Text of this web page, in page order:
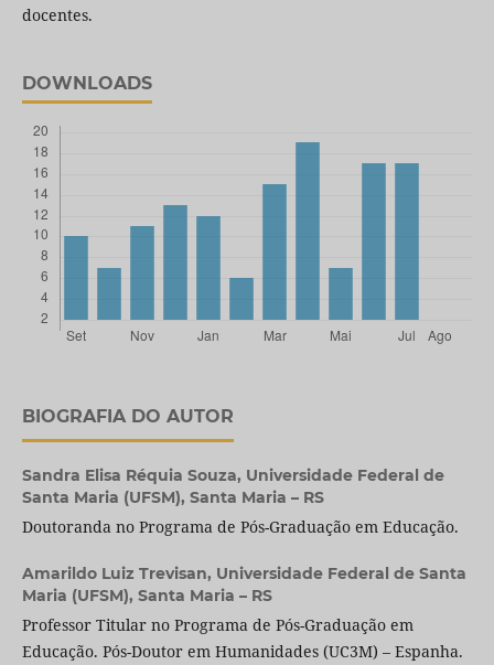
docentes.
DOWNLOADS
BIOGRAFIA DO AUTOR
Sandra Elisa Réquia Souza, Universidade Federal de
Santa Maria (UFSM), Santa Maria – RS
Doutoranda no Programa de Pós-Graduação em Educação.
Amarildo Luiz Trevisan, Universidade Federal de Santa
Maria (UFSM), Santa Maria – RS
Professor Titular no Programa de Pós-Graduação em
Educação. Pós-Doutor em Humanidades (UC3M) – Espanha.